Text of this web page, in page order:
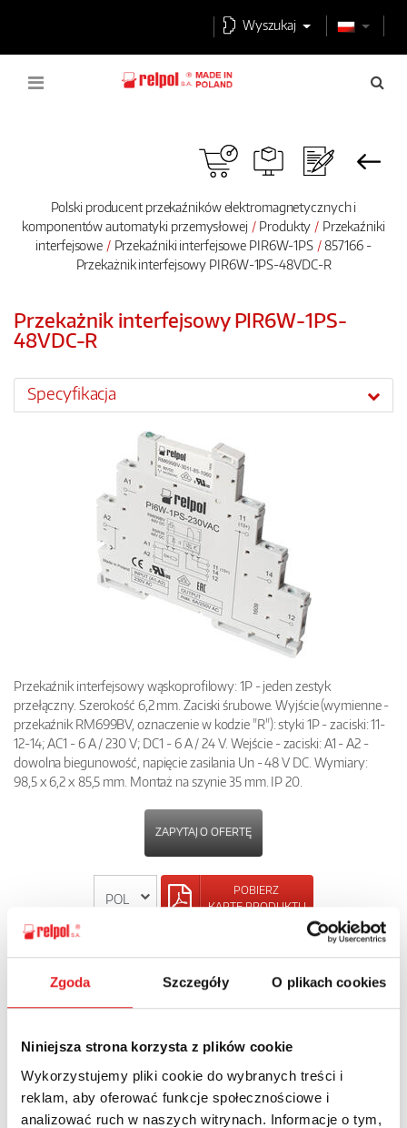
Zgoda Szczegóły O plikach cookies
Niniejsza strona korzysta z plików cookie
Wykorzystujemy pliki cookie do wybranych treści i
reklam, aby oferować funkcje społecznościowe i
analizować ruch w naszych witrynach. Informacje o tym,
Wyszukaj
Polski producent przekaźników elektromagnetycznych i
komponentów automatyki przemysłowej
Produkty
Przekaźniki
interfejsowe
Przekaźniki interfejsowe PIR6W-1PS
857166 -
Przekażnik interfejsowy PIR6W-1PS-48VDC-R
Przekażnik interfejsowy PIR6W-1PS-
48VDC-R
Specyfikacja
Przekaźnik interfejsowy wąskoprofilowy: 1P - jeden zestyk
przełączny. Szerokość 6,2 mm. Zaciski śrubowe. Wyjście (wymienne -
przekaźnik RM699BV, oznaczenie w kodzie "R"): styki 1P - zaciski: 11-
12-14; AC1 - 6 A / 230 V; DC1 - 6 A / 24 V. Wejście - zaciski: A1 - A2 -
dowolna biegunowość, napięcie zasilania Un - 48 V DC. Wymiary:
98,5 x 6,2 x 85,5 mm. Montaż na szynie 35 mm. IP 20.
ZAPYTAJ O OFERTĘ
POBIERZ
KARTĘ PRODUKTU
POWRÓT
Zapytaj o szczegóły oferty
Imię i nazwisko: *